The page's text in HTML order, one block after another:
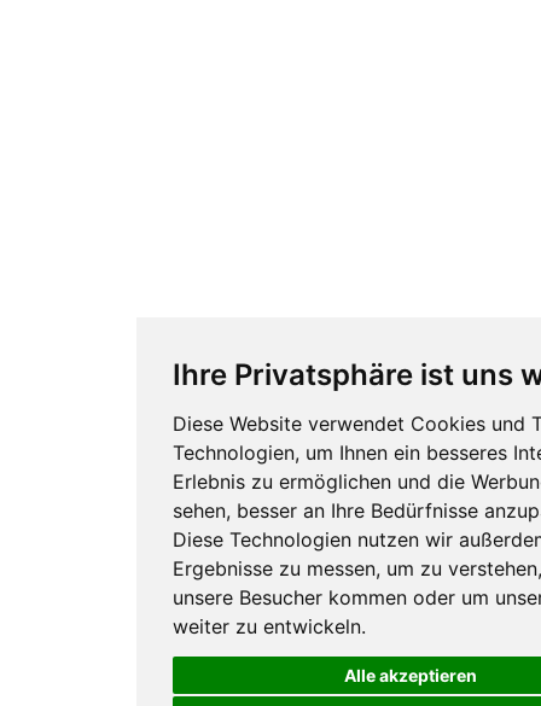
Ihre Privatsphäre ist uns
Diese Website verwendet Cookies und
Technologien, um Ihnen ein besseres
Erlebnis zu ermöglichen und die
sehen, besser an Ihre Bedürfnisse
Diese Technologien nutzen wir
Ergebnisse zu messen, um zu
unsere Besucher kommen oder um
weiter zu entwickeln.
Alle akzeptieren